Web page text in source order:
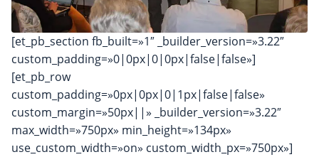
[et_pb_section fb_built=»1″ _builder_version=»3.22″
custom_padding=»0|0px|0|0px|false|false»]
[et_pb_row
custom_padding=»0px|0px|0|1px|false|false»
custom_margin=»50px||» _builder_version=»3.22″
max_width=»750px» min_height=»134px»
use_custom_width=»on» custom_width_px=»750px»]